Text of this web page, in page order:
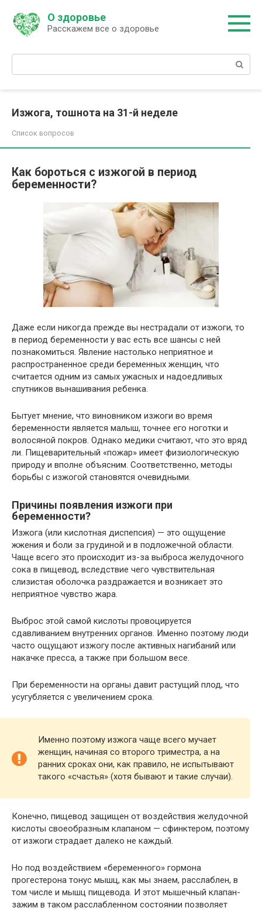
контенту
О здоровье
Расскажем все о здоровье
Поиск:
Изжога, тошнота на 31-й неделе
Список вопросов
Как бороться с изжогой в период
беременности?
Даже если никогда прежде вы нестрадали от изжоги, то
в период беременности у вас есть все шансы с ней
познакомиться. Явление настолько неприятное и
распространенное среди беременных женщин, что
считается одним из самых ужасных и надоедливых
спутников вынашивания ребенка.
Бытует мнение, что виновником изжоги во время
беременности является малыш, точнее его ноготки и
волосяной покров. Однако медики считают, что это вряд
ли. Пищеварительный «пожар» имеет физиологическую
природу и вполне объясним. Соответственно, методы
борьбы с изжогой становятся очевидными.
Причины появления изжоги при
беременности?
Изжога (или кислотная диспепсия) — это ощущение
жжения и боли за грудиной и в подложечной области.
Чаще всего это происходит из-за выброса желудочного
сока в пищевод, вследствие чего чувствительная
слизистая оболочка раздражается и возникает это
неприятное чувство жара.
Выброс этой самой кислоты провоцируется
сдавливанием внутренних органов. Именно поэтому люди
часто ощущают изжогу после активных нагибаний или
накачке пресса, а также при большом весе.
При беременности на органы давит растущий плод, что
усугубляется с увеличением срока.
Именно поэтому изжога чаще всего мучает
женщин, начиная со второго триместра, а на
ранних сроках они, как правило, не испытывают
такого «счастья» (хотя бывают и такие случаи).
Конечно, пищевод защищен от воздействия желудочной
кислоты своеобразным клапаном — сфинктером, поэтому
от изжоги страдает далеко не каждый.
Но под воздействием «беременного» гормона
прогестерона тонус мышц, как мы знаем, расслаблен, в
том числе и мышц пищевода. И этот мышечный клапан-
зажим в таком расслабленном состоянии позволяет